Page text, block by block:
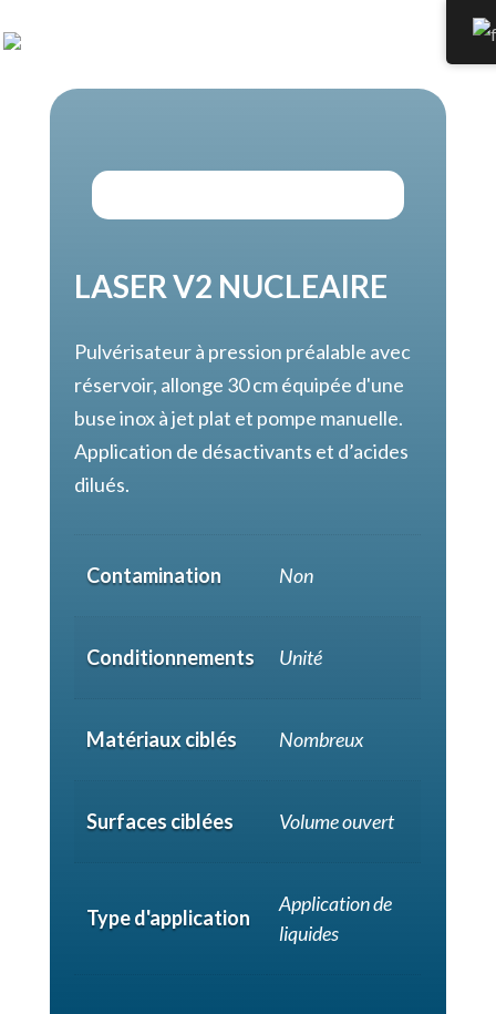
LASER V2 NUCLEAIRE
Pulvérisateur à pression préalable avec
réservoir, allonge 30 cm équipée d'une
buse inox à jet plat et pompe manuelle.
Application de désactivants et d’acides
dilués.
Contamination Non
Conditionnements Unité
Matériaux ciblés Nombreux
Surfaces ciblées Volume ouvert
Type d'application
Application de
liquides